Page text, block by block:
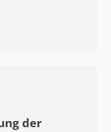
der